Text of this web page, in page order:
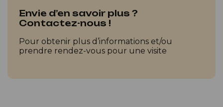
Envie d’en savoir plus ?
Contactez-nous !
Pour obtenir plus d’informations et/ou
prendre rendez-vous pour une visite